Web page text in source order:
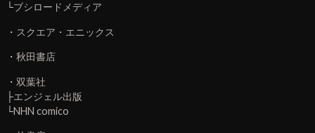
└ブシロードメディア
・ スクエア・エニックス
・ 秋田書店
・ 双葉社
├エンジェル出版
└NHN comico